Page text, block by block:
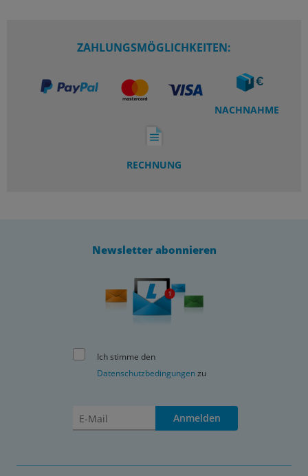
ZAHLUNGSMÖGLICHKEITEN:
NACHNAHME
RECHNUNG
Newsletter abonnieren
Ich stimme den
Datenschutzbedingungenzu
Anmelden